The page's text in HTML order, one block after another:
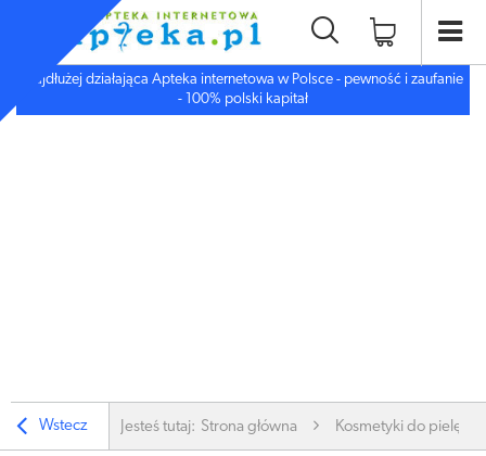
Najdłużej działająca Apteka internetowa w Polsce - pewność i zaufanie
- 100% polski kapitał
Wstecz Jesteś tutaj: Strona główna Kosmetyki do